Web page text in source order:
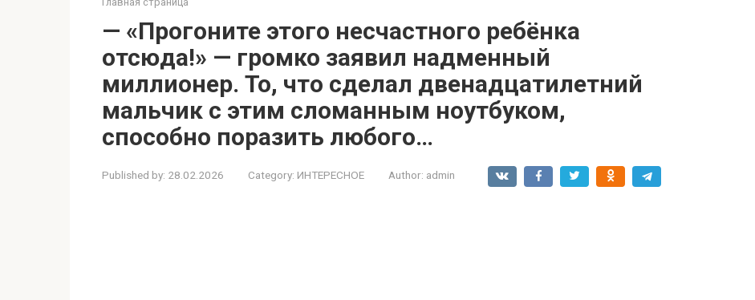
— «Прогоните этого несчастного ребёнка
отсюда!» — громко заявил надменный
миллионер. То, что сделал двенадцатилетний
мальчик с этим сломанным ноутбуком,
способно поразить любого…
Published by: 28.02.2026 Category: ИНТЕРЕСНОЕ Author: admin